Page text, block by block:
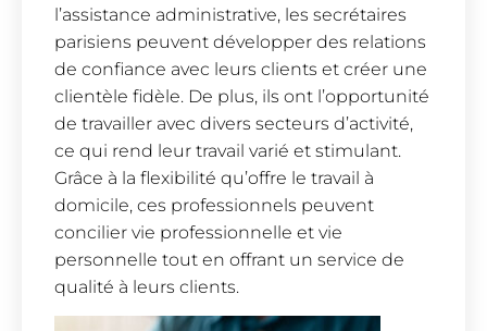
l’assistance administrative, les secrétaires
parisiens peuvent développer des relations
de confiance avec leurs clients et créer une
clientèle fidèle. De plus, ils ont l’opportunité
de travailler avec divers secteurs d’activité,
ce qui rend leur travail varié et stimulant.
Grâce à la flexibilité qu’offre le travail à
domicile, ces professionnels peuvent
concilier vie professionnelle et vie
personnelle tout en offrant un service de
qualité à leurs clients.